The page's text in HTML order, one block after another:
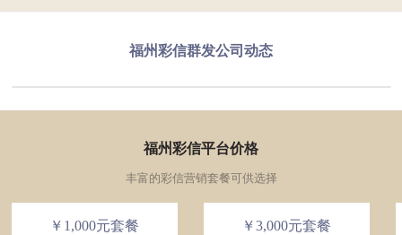
福州彩信群发公司动态
福州彩信平台价格
丰富的彩信营销套餐可供选择
￥1,000元套餐 ￥3,000元套餐